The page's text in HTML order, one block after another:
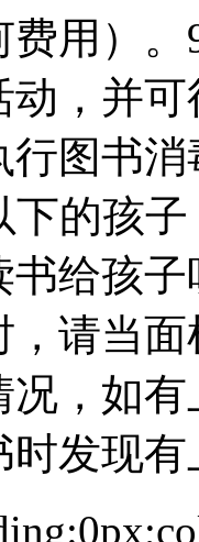
用）
，并
行图书
下的孩
给孩
，请当
，如
时发现